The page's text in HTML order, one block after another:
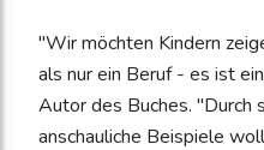
"Wir möchten Kindern
als nur ein Beruf - es ist
Autor des Buches. "Durch
anschauliche Beispiele